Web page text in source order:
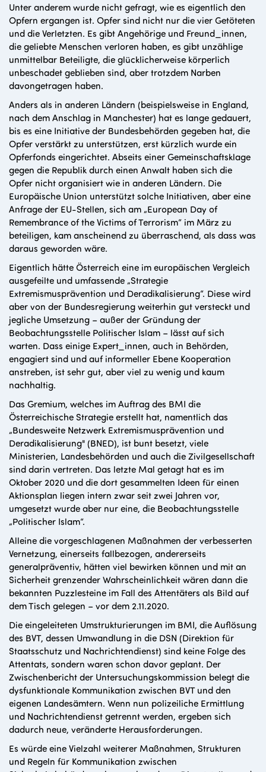
Unter anderem wurde nicht gefragt, wie es eigentlich den
Opfern ergangen ist. Opfer sind nicht nur die vier Getöteten
und die Verletzten. Es gibt Angehörige und Freund_innen,
die geliebte Menschen verloren haben, es gibt unzählige
unmittelbar Beteiligte, die glücklicherweise körperlich
unbeschadet geblieben sind, aber trotzdem Narben
davongetragen haben.
Anders als in anderen Ländern (beispielsweise in England,
nach dem Anschlag in Manchester) hat es lange gedauert,
bis es eine Initiative der Bundesbehörden gegeben hat, die
Opfer verstärkt zu unterstützen, erst kürzlich wurde ein
Opferfonds eingerichtet. Abseits einer Gemeinschaftsklage
gegen die Republik durch einen Anwalt haben sich die
Opfer nicht organisiert wie in anderen Ländern. Die
Europäische Union unterstützt solche Initiativen, aber eine
Anfrage der EU-Stellen, sich am „European Day of
Remembrance of the Victims of Terrorism“ im März zu
beteiligen, kam anscheinend zu überraschend, als dass was
daraus geworden wäre.
Eigentlich hätte Österreich eine im europäischen Vergleich
ausgefeilte und umfassende „Strategie
Extremismusprävention und Deradikalisierung“. Diese wird
aber von der Bundesregierung weiterhin gut versteckt und
jegliche Umsetzung – außer der Gründung der
Beobachtungsstelle Politischer Islam – lässt auf sich
warten. Dass einige Expert_innen, auch in Behörden,
engagiert sind und auf informeller Ebene Kooperation
anstreben, ist sehr gut, aber viel zu wenig und kaum
nachhaltig.
Das Gremium, welches im Auftrag des BMI die
Österreichische Strategie erstellt hat, namentlich das
„Bundesweite Netzwerk Extremismusprävention und
Deradikalisierung" (BNED), ist bunt besetzt, viele
Ministerien, Landesbehörden und auch die Zivilgesellschaft
sind darin vertreten. Das letzte Mal getagt hat es im
Oktober 2020 und die dort gesammelten Ideen für einen
Aktionsplan liegen intern zwar seit zwei Jahren vor,
umgesetzt wurde aber nur eine, die Beobachtungsstelle
„Politischer Islam“.
Alleine die vorgeschlagenen Maßnahmen der verbesserten
Vernetzung, einerseits fallbezogen, andererseits
generalpräventiv, hätten viel bewirken können und mit an
Sicherheit grenzender Wahrscheinlichkeit wären dann die
bekannten Puzzlesteine im Fall des Attentäters als Bild auf
dem Tisch gelegen – vor dem 2.11.2020.
Die eingeleiteten Umstrukturierungen im BMI, die Auflösung
des BVT, dessen Umwandlung in die DSN (Direktion für
Staatsschutz und Nachrichtendienst) sind keine Folge des
Attentats, sondern waren schon davor geplant. Der
Zwischenbericht der Untersuchungskommission belegt die
dysfunktionale Kommunikation zwischen BVT und den
eigenen Landesämtern. Wenn nun polizeiliche Ermittlung
und Nachrichtendienst getrennt werden, ergeben sich
dadurch neue, veränderte Herausforderungen.
Es würde eine Vielzahl weiterer Maßnahmen, Strukturen
und Regeln für Kommunikation zwischen